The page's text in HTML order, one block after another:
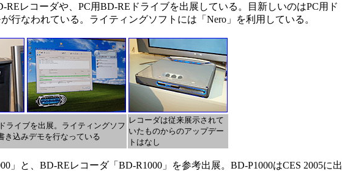
レコーダや、PC用BD-REドライブを出展している。目新しいのはPC用ド
行なわれている。ライティングソフトには「Nero」を利用している。
ライブを出展。ライティングソフ
き込みデモを行なっている
レコーダは従来展示されて
いたものからのアップデー
トはなし
」と、BD-REレコーダ「BD-R1000」を参考出展。BD-P1000はCES 2005に出